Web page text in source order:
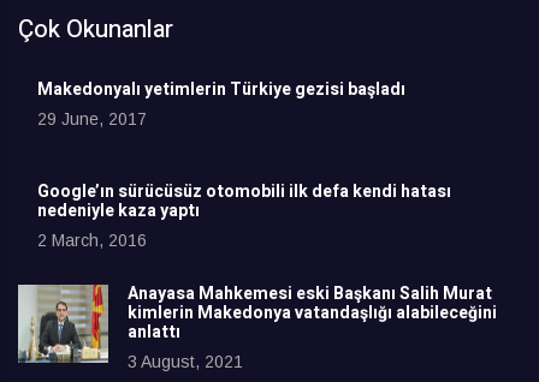
Çok Okunanlar
Makedonyalı yetimlerin Türkiye gezisi başladı
29 June, 2017
Google’ın sürücüsüz otomobili ilk defa kendi hatası
nedeniyle kaza yaptı
2 March, 2016
Anayasa Mahkemesi eski Başkanı Salih Murat
kimlerin Makedonya vatandaşlığı alabileceğini
anlattı
3 August, 2021